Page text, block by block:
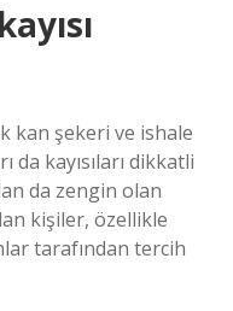
kan şekeri ve ishale
kayısıları dikkatli
da zengin olan
kişiler, özellikle
tarafından tercih